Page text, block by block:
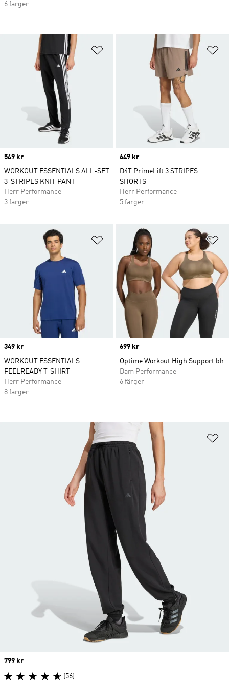
Lägg till på önskelistan
Price
549 kr
WORKOUT ESSENTIALS ALL-SET
3-STRIPES KNIT PANT
Herr Performance
3 färger
Price
649 kr
D4T PrimeLift 3 STRIPES
SHORTS
Herr Performance
5 färger
Lägg till på önskelistan
Price
349 kr
WORKOUT ESSENTIALS
FEELREADY T-SHIRT
Herr Performance
8 färger
Price
699 kr
Optime Workout High Support bh
Dam Performance
6 färger
Price
799 kr
(56)
6 färger